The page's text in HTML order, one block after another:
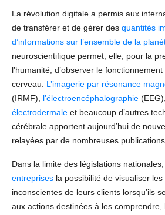
la relation
La révolution digitale a permis aux
de transférer et de gérer des quantités
d’informations sur l’ensemble de la
neuroscientifique permet, elle, pour la
l’humanité, d’observer le
cerveau. L’imagerie par résonance
(IRMF), l’électroencéphalographie
électrodermale et beaucoup d’autres
cérébrale apportent aujourd’hui de
relayées par de nombreuses
Dans la limite des législations
entreprises la possibilité de visualiser
inconscientes de leurs clients lorsqu’ils
aux actions destinées à les comprendre,